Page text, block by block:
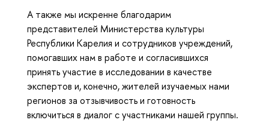
А также мы искренне благодарим
представителей Министерства культуры
Республики Карелия и сотрудников учреждений,
помогавших нам в работе и согласившихся
принять участие в исследовании в качестве
экспертов и, конечно, жителей изучаемых нами
регионов за отзывчивость и готовность
включиться в диалог с участниками нашей группы.